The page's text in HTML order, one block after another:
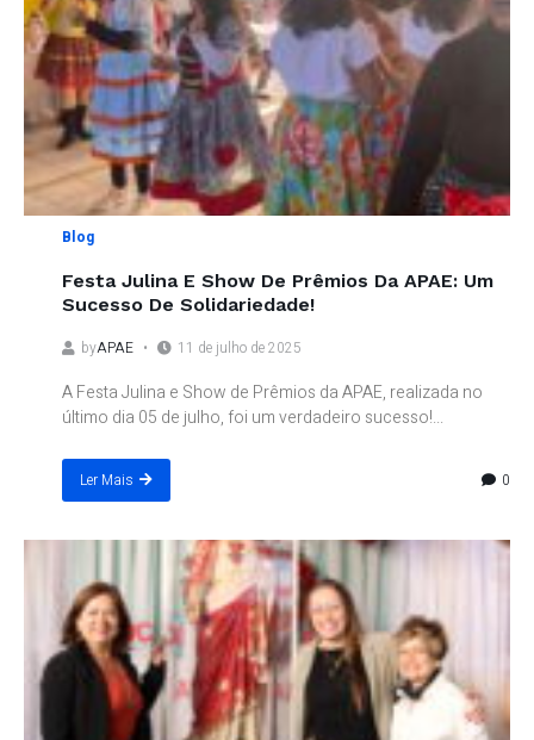
Blog
Festa Julina E Show De Prêmios Da APAE: Um
Sucesso De Solidariedade!
byAPAE 11 de julho de 2025
A Festa Julina e Show de Prêmios da APAE, realizada no
último dia 05 de julho, foi um verdadeiro sucesso!...
Ler Mais 0